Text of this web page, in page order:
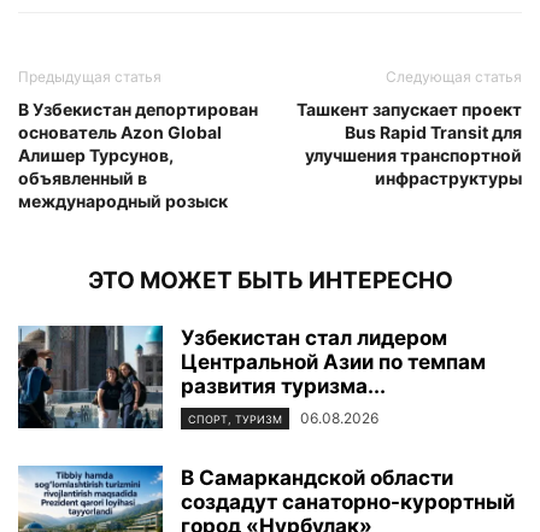
Предыдущая статья
В Узбекистан депортирован
основатель Azon Global
Алишер Турсунов,
объявленный в
международный розыск
Следующая статья
Ташкент запускает проект
Bus Rapid Transit для
улучшения транспортной
инфраструктуры
ЭТО МОЖЕТ БЫТЬ ИНТЕРЕСНО
Узбекистан стал лидером
Центральной Азии по темпам
развития туризма...
СПОРТ, ТУРИЗМ 06.08.2026
В Самаркандской области
создадут санаторно-курортный
город «Нурбулак»